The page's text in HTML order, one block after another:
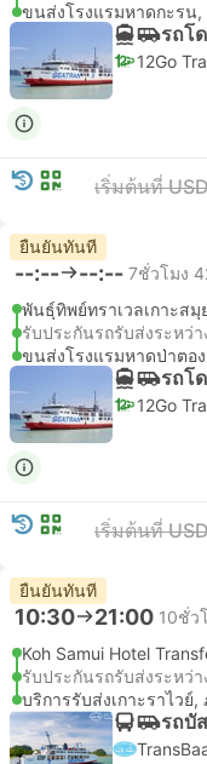
ขนส่งโรงแรมหาดกะรน,
12Go
เริ่มต้นที่
ยืนยันทันที
--:-- --:-- 7ชั่วโมง
พันธุ์ทิพย์ทราเวลเกาะสมุ
รับประกันรถรับส่งระหว่า
ขนส่งโรงแรมหาดป่าตอง
12Go
เริ่มต้นที่
ยืนยันทันที
10:30 21:00 10ชั่ว
Koh Samui Hotel
รับประกันรถรับส่งระหว่
บริการรับส่งเกาะราไวย์,
รถบั